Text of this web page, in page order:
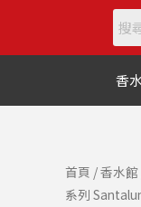
香
首頁 /香水館
系列
CHLOE
仙